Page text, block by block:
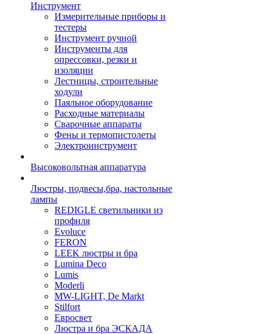
Инструмент
Измерительные приборы и
тестеры
Инструмент ручной
Инструменты для
опрессовки, резки и
изоляции
Лестницы, строительные
ходули
Паяльное оборудование
Расходные материалы
Сварочные аппараты
Фены и термопистолеты
Электроинструмент
Высоковольтная аппаратура
Люстры, подвесы,бра, настольные
лампы
REDIGLE светильники из
профиля
Evoluce
FERON
LEEK люстры и бра
Lumina Deco
Lumis
Moderli
MW-LIGHT, De Markt
Stilfort
Евросвет
Люстра и бра ЭСКАДА